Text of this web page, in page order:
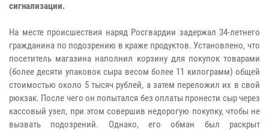
сигнализации.
На месте происшествия наряд Росгвардии задержал 34-летнего
гражданина по подозрению в краже продуктов. Установлено, что
посетитель магазина наполнил корзину для покупок товарами
(более десяти упаковок сыра весом более 11 килограмм) общей
стоимостью около 5 тысяч рублей, а затем переложил их в свой
рюкзак. После чего он попытался без оплаты пронести сыр через
кассовый узел, при этом совершив недорогую покупку, чтобы не
вызвать подозрений. Однако, его обман был раскрыт